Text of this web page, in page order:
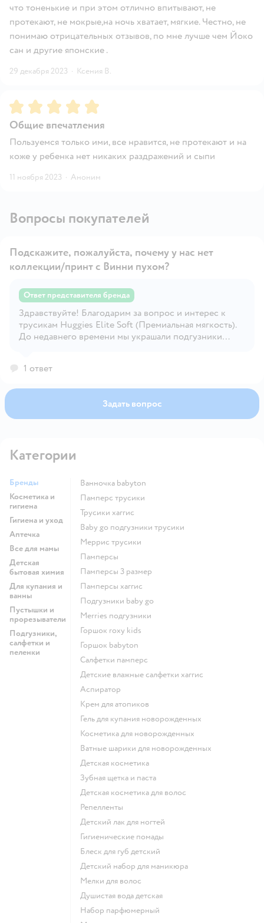
что тоненькие и при этом отлично впитывают, не
протекают, не мокрые,на ночь хватает, мягкие. Честно, не
понимаю отрицательных отзывов, по мне лучше чем Йоко
сан и другие японские .
29 декабря 2023 · Ксения В.
Рейтинг:5
Общие впечатления
Пользуемся только ими, все нравится, не протекают и на
коже у ребенка нет никаких раздражений и сыпи
11 ноября 2023 · Аноним
Вопросы покупателей
Открыть вопрос
Подскажите, пожалуйста, почему у нас нет
коллекции/принт с Винни пухом?
Ответ представителя бренда
Здравствуйте! Благодарим за вопрос и интерес к
трусикам Huggies Elite Soft (Премиальная мягкость).
До недавнего времени мы украшали подгузники
наконец-то подросли и готовы стать главными
исключительно дизайн: все характеристики
продукта, а также качество и мягкость материалов
Huggies Elite Soft (Премиальная мягкость) в новом
дизайне и останетесь в числе наших постоянных
покупателей. Ваш Huggies
1 ответ
Задать вопрос
Категории
Бренды
Косметика и
гигиена
Гигиена и уход
Аптечка
Все для мамы
Детская
бытовая химия
Для купания и
ванны
Пустышки и
прорезыватели
Подгузники,
салфетки и
пеленки
ванночка babyton
памперс трусики
трусики хаггис
baby go подгузники трусики
меррис трусики
памперсы
памперсы 3 размер
памперсы хаггис
подгузники baby go
merries подгузники
горшок roxy kids
горшок babyton
салфетки памперс
детские влажные салфетки хаггис
аспиратор
крем для атопиков
гель для купания новорожденных
косметика для новорожденных
ватные шарики для новорожденных
детская косметика
зубная щетка и паста
детская косметика для волос
репелленты
детский лак для ногтей
гигиенические помады
блеск для губ детский
детский набор для маникюра
мелки для волос
душистая вода детская
набор парфюмерный